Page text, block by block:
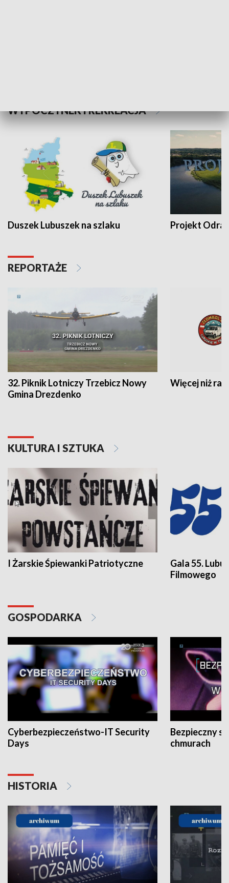
WYPOCZYNEK I REKREACJA
Duszek Lubuszek na szlaku Projekt Odra
REPORTAŻE
32. Piknik Lotniczy Trzebicz Nowy
Gmina Drezdenko
Więcej niż rajd
KULTURA I SZTUKA
I Żarskie Śpiewanki Patriotyczne
Gala 55.
Filmowego
GOSPODARKA
Cyberbezpieczeństwo-IT Security
Days
Bezpieczny
chmurach
HISTORIA